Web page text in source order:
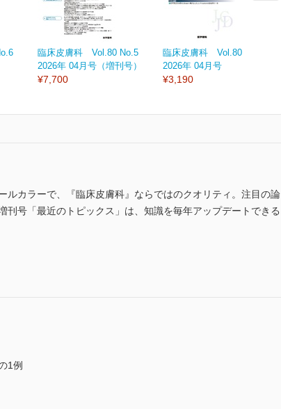
臨床皮膚科 Vol.80 No.5
2026年 04月号（増刊号）
¥7,700
臨床皮膚科 Vol.80 No.4
2026年 04月号
¥3,190
カラーで、『臨床皮膚科』ならではのクオリティ。注目の論
号「最近のトピックス」は、知識を毎年アップデートできる
1例